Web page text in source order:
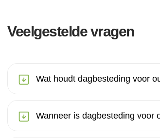
Veelgestelde vragen
Wat houdt dagbesteding voor
Wanneer is dagbesteding voor